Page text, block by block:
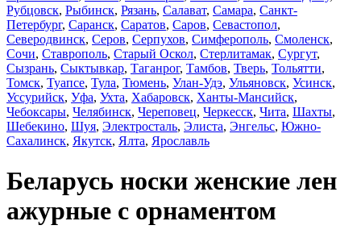
Рубцовск, Рыбинск, Рязань, Салават, Самара, Санкт-
Петербург, Саранск, Саратов, Саров, Севастопол,
Северодвинск, Серов, Серпухов, Симферополь, Смоленск,
Сочи, Ставрополь, Старый Оскол, Стерлитамак, Сургут,
Сызрань, Сыктывкар, Таганрог, Тамбов, Тверь, Тольятти,
Томск, Туапсе, Тула, Тюмень, Улан-Удэ, Ульяновск, Усинск,
Уссурийск, Уфа, Ухта, Хабаровск, Ханты-Мансийск,
Чебоксары, Челябинск, Череповец, Черкесск, Чита, Шахты,
Шебекино, Шуя, Электросталь, Элиста, Энгельс, Южно-
Сахалинск, Якутск, Ялта, Ярославль
Беларусь носки женские лен
ажурные с орнаментом